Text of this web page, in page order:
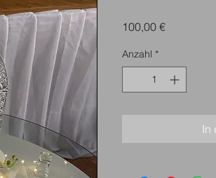
100,00 €Preis
Anzahl *
In